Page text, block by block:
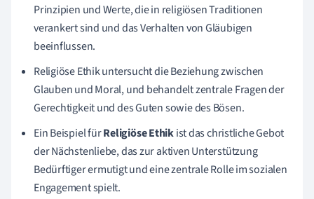
Prinzipien und Werte, die in religiösen Traditionen
verankert sind und das Verhalten von Gläubigen
beeinflussen.
Religiöse Ethik untersucht die Beziehung zwischen
Glauben und Moral, und behandelt zentrale Fragen der
Gerechtigkeit und des Guten sowie des Bösen.
Ein Beispiel fürReligiöse Ethikist das christliche Gebot
der Nächstenliebe, das zur aktiven Unterstützung
Bedürftiger ermutigt und eine zentrale Rolle im sozialen
Engagement spielt.